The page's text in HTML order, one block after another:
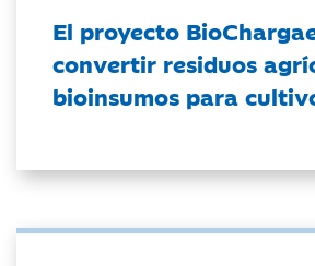
El proyecto
convertir residuos
bioinsumos para